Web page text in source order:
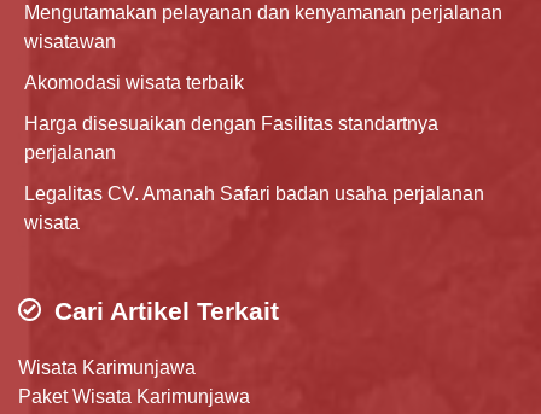
Mengutamakan pelayanan dan kenyamanan perjalanan
wisatawan
Akomodasi wisata terbaik
Harga disesuaikan dengan Fasilitas standartnya
perjalanan
Legalitas CV. Amanah Safari badan usaha perjalanan
wisata
Cari Artikel Terkait
Wisata Karimunjawa
Paket Wisata Karimunjawa